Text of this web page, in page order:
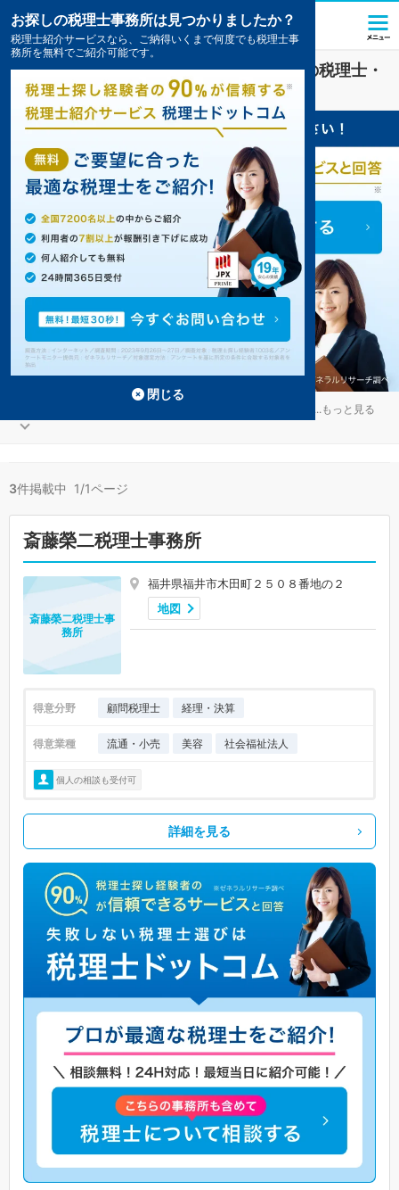
社会福祉法人業界に強い福井市(福井県)の税理士・
会計事務所の一覧3件掲載中
...もっと見る
3件掲載中 1/1ページ
斎藤榮二税理士事務所
福井県福井市木田町２５０８番地の２
地図
斎藤榮二税理士事
務所
得意分野 顧問税理士 経理・決算
得意業種 流通・小売 美容 社会福祉法人
個人の相談も受付可
詳細を見る
お探しの税理士事務所は見つかりましたか？
税理士紹介サービスなら、ご納得いくまで何度でも税理士事
務所を無料でご紹介可能です。
閉じる